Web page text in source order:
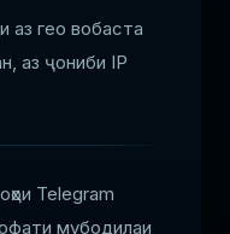
аз гео вобаста
аз ҷониби IP
Telegram
мубодилаи